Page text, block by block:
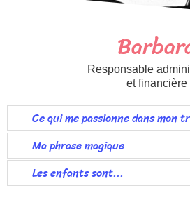
Responsable
et financière
Ce qui me passionne dans mon
Ma phrase magique
Les enfants sont...